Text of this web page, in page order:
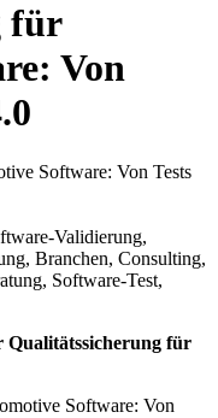
für
Von
Software: Von Tests
Validierung,
Branchen, Consulting,
Software-Test,
Qualitätssicherung für
Software: Von